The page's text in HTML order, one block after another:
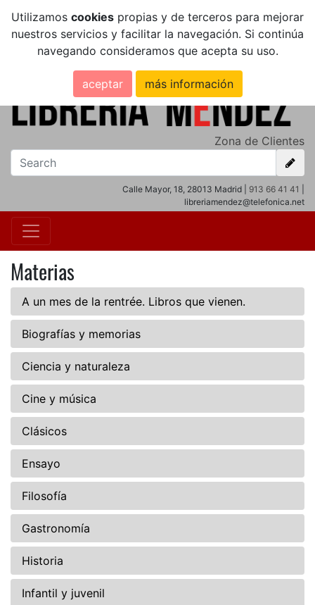
Utilizamos cookies propias y de terceros para mejorar
nuestros servicios y facilitar la navegación. Si continúa
navegando consideramos que acepta su uso.
aceptar más información
Zona de Clientes
Calle Mayor, 18, 28013 Madrid | 913 66 41 41
libreriamendez@telefonica.net
Materias
A un mes de la rentrée. Libros que vienen.
Biografías y memorias
Ciencia y naturaleza
Cine y música
Clásicos
Ensayo
Filosofía
Gastronomía
Historia
Infantil y juvenil